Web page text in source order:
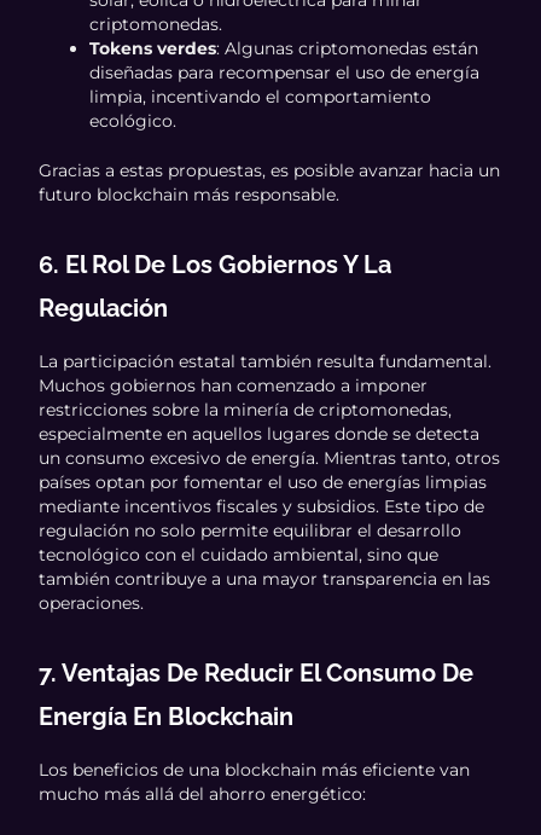
criptomonedas.
Tokens verdes: Algunas criptomonedas están
diseñadas para recompensar el uso de energía
limpia, incentivando el comportamiento
ecológico.
Gracias a estas propuestas, es posible avanzar hacia un
futuro blockchain más responsable.
6. El Rol De Los Gobiernos Y La
Regulación
La participación estatal también resulta fundamental.
Muchos gobiernos han comenzado a imponer
restricciones sobre la minería de criptomonedas,
especialmente en aquellos lugares donde se detecta
un consumo excesivo de energía. Mientras tanto, otros
países optan por fomentar el uso de energías limpias
mediante incentivos fiscales y subsidios. Este tipo de
regulación no solo permite equilibrar el desarrollo
tecnológico con el cuidado ambiental, sino que
también contribuye a una mayor transparencia en las
operaciones.
7. Ventajas De Reducir El Consumo De
Energía En Blockchain
Los beneficios de una blockchain más eficiente van
mucho más allá del ahorro energético: